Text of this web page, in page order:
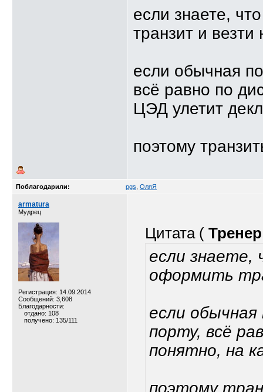
если знаете,
транзит и
если обычная
всё равно по
ЦЭД улетит
поэтому
Поблагодарили: pgs ОляЯ
armatura
Мудрец
Регистрация: 14.09.2014
Сообщений: 3,608
Благодарности:
отдано: 108
получено: 135/111
Цитата ( Тренер
если знаете,
оформить
если
порту, всё
понятно, на
поэтому